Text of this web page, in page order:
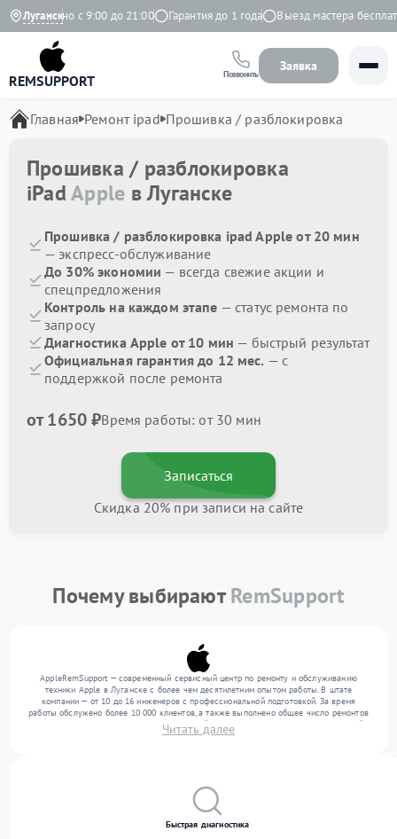
Луганск
Ежедневно с 9:00 до 21:00 Гарантия до 1 года Выезд мастера бесплатно
REMSUPPORT Позвонить
Заявка
Главная Ремонт ipad Прошивка / разблокировка
Прошивка / разблокировка
iPadApple в Луганске
Прошивка / разблокировка ipad Apple от 20 мин
— экспресс-обслуживание
До 30% экономии — всегда свежие акции и
спецпредложения
Контроль на каждом этапе — статус ремонта по
запросу
Диагностика Apple от 10 мин — быстрый результат
Официальная гарантия до 12 мес. — с
поддержкой после ремонта
от 1650 ₽Время работы: от 30 мин
Записаться
Скидка 20% при записи на сайте
Почему выбираютRemSupport
AppleRemSupport — современный сервисный центр по ремонту и обслуживанию
техники Apple в Луганске с более чем десятилетним опытом работы. В штате
компании — от 10 до 16 инженеров с профессиональной подготовкой. За время
работы обслужено более 10 000 клиентов, а также выполнено общее число ремонтов
превысило 12 000. Ежемесячно в сервисный центр поступает более 300 обращений,
включая , , . Мы устраняем поломки любой сложности и поддерживаем высокий
Читать далее
Быстрая диагностика